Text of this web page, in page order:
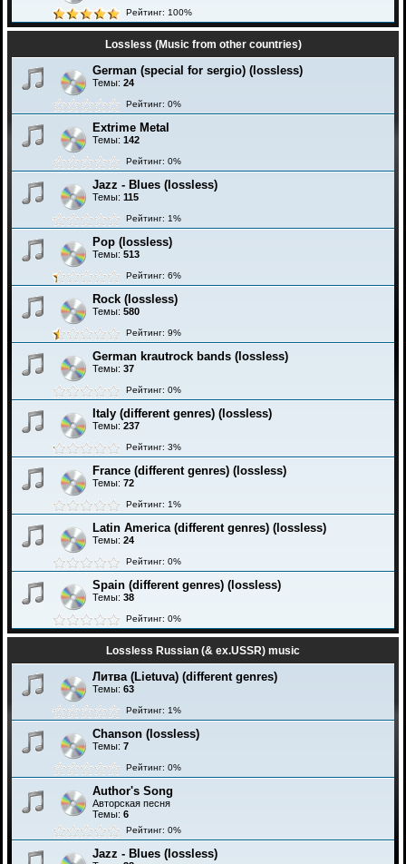
Рейтинг: 100%
Lossless (Music from other countries)
German (special for sergio) (lossless)
Темы: 24
Рейтинг: 0%
Extrime Metal
Темы: 142
Рейтинг: 0%
Jazz - Blues (lossless)
Темы: 115
Рейтинг: 1%
Pop (lossless)
Темы: 513
Рейтинг: 6%
Rock (lossless)
Темы: 580
Рейтинг: 9%
German krautrock bands (lossless)
Темы: 37
Рейтинг: 0%
Italy (different genres) (lossless)
Темы: 237
Рейтинг: 3%
France (different genres) (lossless)
Темы: 72
Рейтинг: 1%
Latin America (different genres) (lossless)
Темы: 24
Рейтинг: 0%
Spain (different genres) (lossless)
Темы: 38
Рейтинг: 0%
Lossless Russian (& ex.USSR) music
Литва (Lietuva) (different genres)
Темы: 63
Рейтинг: 1%
Chanson (lossless)
Темы: 7
Рейтинг: 0%
Author's Song
Авторская песня
Темы: 6
Рейтинг: 0%
Jazz - Blues (lossless)